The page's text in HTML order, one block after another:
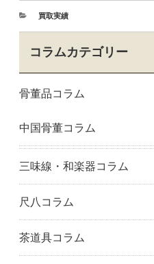
買取実績
コラムカテゴリー
骨董品コラム
中国骨董コラム
三味線・和楽器コラム
尺八コラム
茶道具コラム